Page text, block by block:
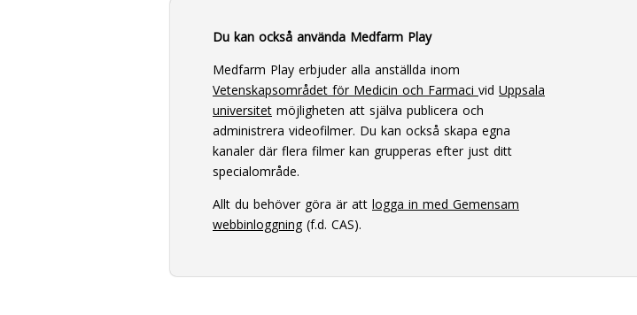
Du kan också använda Medfarm Play
Medfarm Play erbjuder alla anställda inom
Vetenskapsområdet för Medicin och Farmaci vid Uppsala
universitet möjligheten att själva publicera och
administrera videofilmer. Du kan också skapa egna
kanaler där flera filmer kan grupperas efter just ditt
specialområde.
Allt du behöver göra är att logga in med Gemensam
webbinloggning (f.d. CAS).